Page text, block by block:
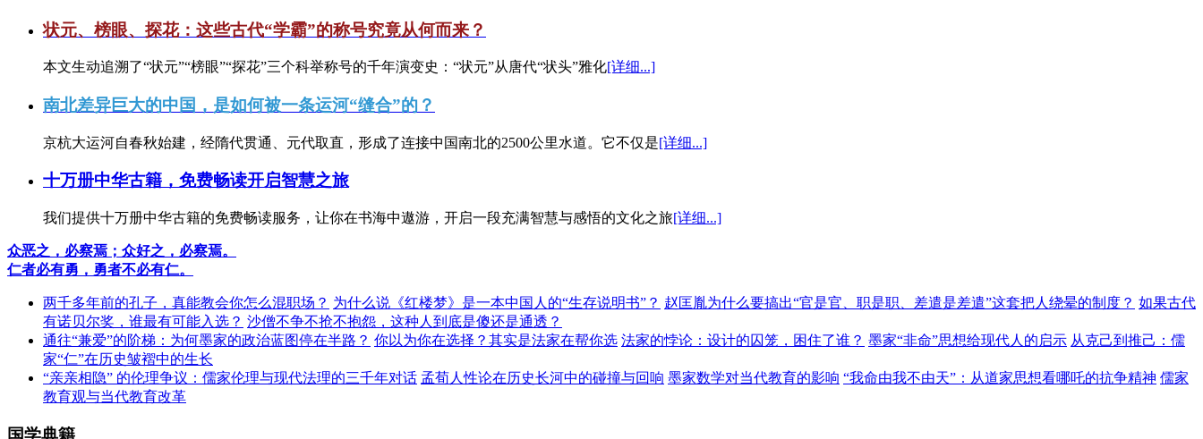
状元、榜眼、探花：这些古代“学霸”的称号究竟从何而来？
本文生动追溯了“状元”“榜眼”“探花”三个科举称号的千年演变史：“状元”从唐代“状头”雅化[详细...]
南北差异巨大的中国，是如何被一条运河“缝合”的？
京杭大运河自春秋始建，经隋代贯通、元代取直，形成了连接中国南北的2500公里水道。它不仅是[详细...]
十万册中华古籍，免费畅读开启智慧之旅
我们提供十万册中华古籍的免费畅读服务，让你在书海中遨游，开启一段充满智慧与感悟的文化之旅[详细...]
众恶之，必察焉；众好之，必察焉。
仁者必有勇，勇者不必有仁。
两千多年前的孔子，真能教会你怎么混职场？ 为什么说《红楼梦》是一本中国人的“生存说明书”？ 赵匡胤为什么要搞出“官是官、职是职、差遣是差遣”这套把人绕晕的制度？ 如果古代
有诺贝尔奖，谁最有可能入选？ 沙僧不争不抢不抱怨，这种人到底是傻还是通透？
通往“兼爱”的阶梯：为何墨家的政治蓝图停在半路？ 你以为你在选择？其实是法家在帮你选 法家的悖论：设计的囚笼，困住了谁？ 墨家“非命”思想给现代人的启示 从克己到推己：儒
家“仁”在历史皱褶中的生长
“亲亲相隐” 的伦理争议：儒家伦理与现代法理的三千年对话 孟荀人性论在历史长河中的碰撞与回响 墨家数学对当代教育的影响 “我命由我不由天”：从道家思想看哪吒的抗争精神 儒家
教育观与当代教育改革
国学典籍